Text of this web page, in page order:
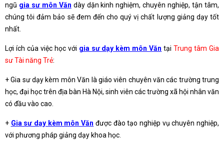
ngũ gia sư môn Văn dày dặn kinh nghiệm, chuyên nghiệp, tận tâm,
chúng tôi đảm bảo sẽ đem đến cho quý vị chất lượng giảng dạy tốt
nhất.
Lợi ích của việc học với gia sư dạy kèm môn Văn tạiTrung tâm Gia
sư Tài năng Trẻ:
+ Gia sư dạy kèm môn Văn là giáo viên chuyên văn các trường trung
học, đại học trên địa bàn Hà Nội, sinh viên các trường xã hội nhân văn
có đầu vào cao.
+ Gia sư dạy kèm môn Văn được đào tạo nghiệp vụ chuyên nghiệp,
với phương pháp giảng dạy khoa học.